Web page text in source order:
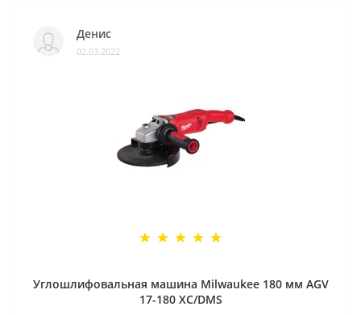
Денис
02.03.2022
Углошлифовальная машина Milwaukee 180 мм AGV
17-180 XC/DMS